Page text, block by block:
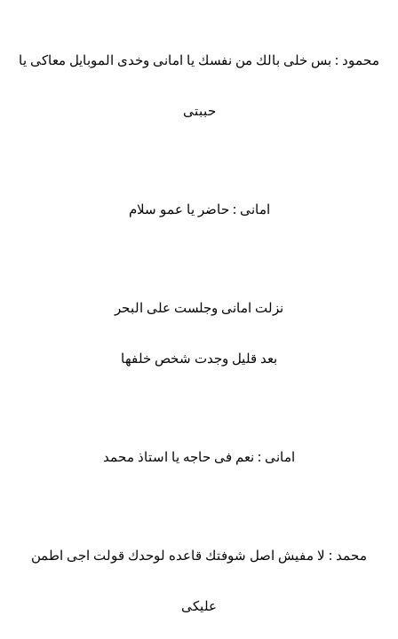
محمود : بس خلى بالك من نفسك يا امانى وخدى الموبايل معاكى يا
حببتى
امانى : حاضر يا عمو سلام
نزلت امانى وجلست على البحر
بعد قليل وجدت شخص خلفها
امانى : نعم فى حاجه يا استاذ محمد
محمد : لا مفيش اصل شوفتك قاعده لوحدك قولت اجى اطمن
عليكى